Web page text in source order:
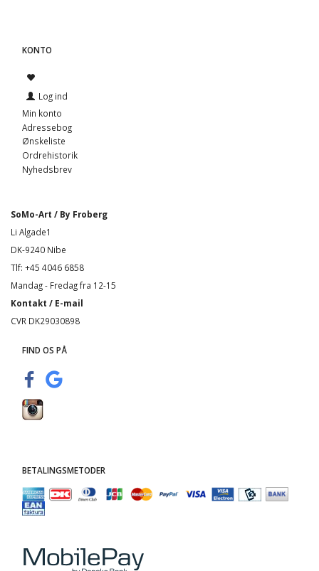
KONTO
Log ind
Min konto
Adressebog
Ønskeliste
Ordrehistorik
Nyhedsbrev
SoMo-Art / By Froberg
Li Algade1
DK-9240 Nibe
Tlf: +45 4046 6858
Mandag - Fredag fra 12-15
Kontakt / E-mail
CVR DK29030898
FIND OS PÅ
BETALINGSMETODER